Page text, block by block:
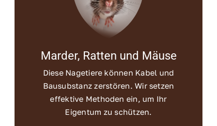
Marder, Ratten und Mäuse
Diese Nagetiere können Kabel und
Bausubstanz zerstören. Wir setzen
effektive Methoden ein, um Ihr
Eigentum zu schützen.